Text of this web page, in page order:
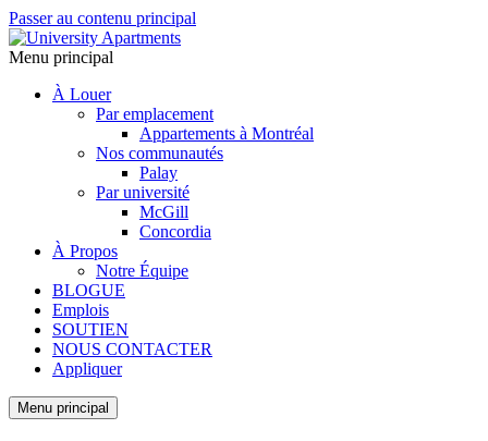
Passer au contenu principal
Menu principal
À Louer
Par emplacement
Appartements à Montréal
Nos communautés
Palay
Par université
McGill
Concordia
À Propos
Notre Équipe
BLOGUE
Emplois
SOUTIEN
NOUS CONTACTER
Appliquer
Menu principal